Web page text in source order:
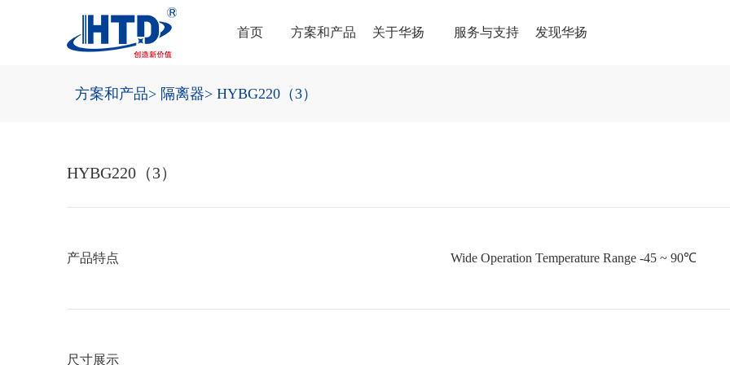
首页 方案和产品 关于华扬 服务与支持 发现华扬
方案和产品> 隔离器> HYBG220（3）
HYBG220（3）
产品特点 Wide Operation Temperature Range -45 ~ 90℃
尺寸展示